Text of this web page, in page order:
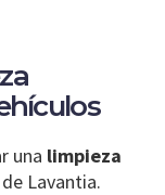
una limpieza
Lavantia.